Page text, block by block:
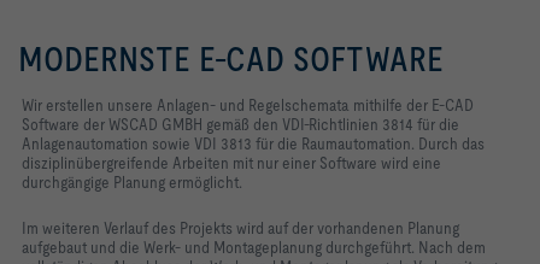
MODERNSTE E-CAD SOFTWARE
Wir erstellen unsere Anlagen- und Regelschemata mithilfe der E-CAD
Software der WSCAD GMBH gemäß den VDI-Richtlinien 3814 für die
Anlagenautomation sowie VDI 3813 für die Raumautomation. Durch das
disziplinübergreifende Arbeiten mit nur einer Software wird eine
durchgängige Planung ermöglicht.
Im weiteren Verlauf des Projekts wird auf der vorhandenen Planung
aufgebaut und die Werk- und Montageplanung durchgeführt. Nach dem